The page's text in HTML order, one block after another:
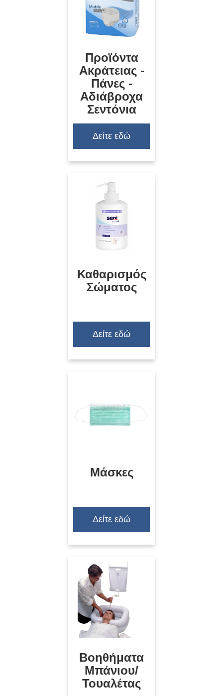
Προϊόντα
Ακράτειας -
Πάνες -
Αδιάβροχα
Σεντόνια
Δείτε εδώ
Καθαρισμός
Σώματος
Δείτε εδώ
Μάσκες
Δείτε εδώ
Βοηθήματα
Μπάνιου/
Τουαλέτας